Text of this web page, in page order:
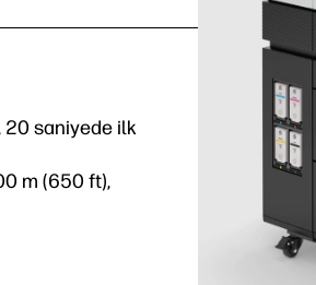
20 saniyede ilk
m (650 ft),